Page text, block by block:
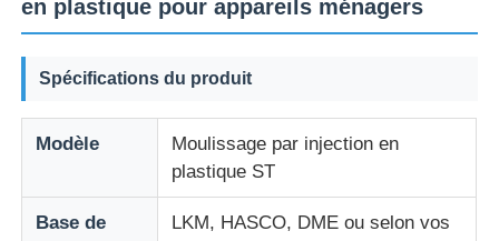
Contact
nouvelles
Demande de soumission
Moule de pièces de voiture
en plastique pour appareils ménagers
Spécifications du produit
Modèle
Moulissage par injection en
plastique ST
Base de
LKM, HASCO, DME ou selon vos